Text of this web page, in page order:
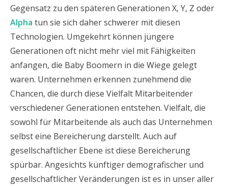
Gegensatz zu den späteren Generationen X, Y, Z oder
Alpha tun sie sich daher schwerer mit diesen
Technologien. Umgekehrt können jüngere
Generationen oft nicht mehr viel mit Fähigkeiten
anfangen, die Baby Boomern in die Wiege gelegt
waren. Unternehmen erkennen zunehmend die
Chancen, die durch diese Vielfalt Mitarbeitender
verschiedener Generationen entstehen. Vielfalt, die
sowohl für Mitarbeitende als auch das Unternehmen
selbst eine Bereicherung darstellt. Auch auf
gesellschaftlicher Ebene ist diese Bereicherung
spürbar. Angesichts künftiger demografischer und
gesellschaftlicher Veränderungen ist es in unser aller